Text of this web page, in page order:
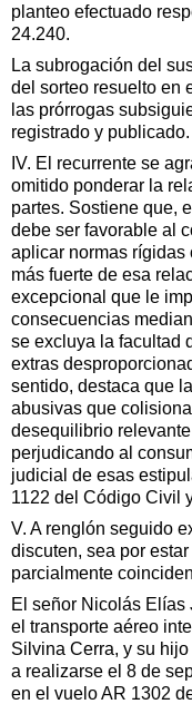
planteo efectuado
24.240.
La subrogación del
del sorteo resuelto en
las prórrogas
registrado y publicado.
IV. El recurrente se
omitido ponderar la
partes. Sostiene que,
debe ser favorable al
aplicar normas rígidas
más fuerte de esa
excepcional que le
consecuencias
se excluya la facultad
extras
sentido, destaca que
abusivas que
desequilibrio
perjudicando al
judicial de esas
1122 del Código Civil
V. A renglón seguido
discuten, sea por
parcialmente
El señor Nicolás Elías
el transporte aéreo
Silvina Cerra, y su hijo
a realizarse el 8 de
en el vuelo AR 1302